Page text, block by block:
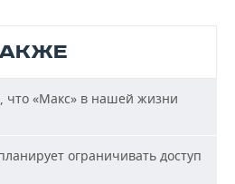
что «Макс» в нашей жизни
ограничивать доступ